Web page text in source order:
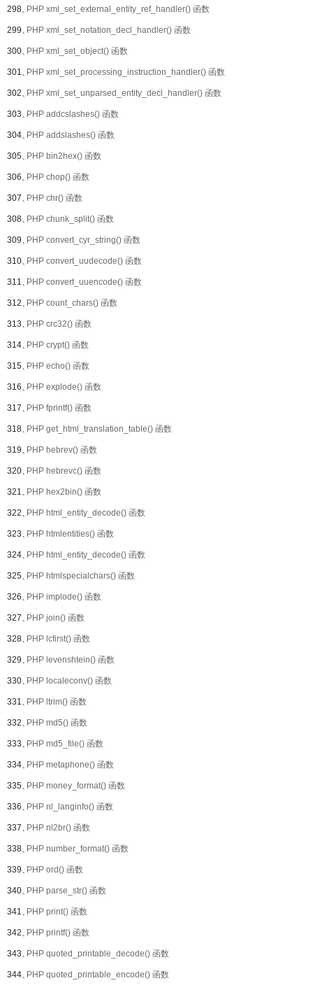
298、PHP xml_set_external_entity_ref_handler() 函数
299、PHP xml_set_notation_decl_handler() 函数
300、PHP xml_set_object() 函数
301、PHP xml_set_processing_instruction_handler() 函数
302、PHP xml_set_unparsed_entity_decl_handler() 函数
303、PHP addcslashes() 函数
304、PHP addslashes() 函数
305、PHP bin2hex() 函数
306、PHP chop() 函数
307、PHP chr() 函数
308、PHP chunk_split() 函数
309、PHP convert_cyr_string() 函数
310、PHP convert_uudecode() 函数
311、PHP convert_uuencode() 函数
312、PHP count_chars() 函数
313、PHP crc32() 函数
314、PHP crypt() 函数
315、PHP echo() 函数
316、PHP explode() 函数
317、PHP fprintf() 函数
318、PHP get_html_translation_table() 函数
319、PHP hebrev() 函数
320、PHP hebrevc() 函数
321、PHP hex2bin() 函数
322、PHP html_entity_decode() 函数
323、PHP htmlentities() 函数
324、PHP html_entity_decode() 函数
325、PHP htmlspecialchars() 函数
326、PHP implode() 函数
327、PHP join() 函数
328、PHP lcfirst() 函数
329、PHP levenshtein() 函数
330、PHP localeconv() 函数
331、PHP ltrim() 函数
332、PHP md5() 函数
333、PHP md5_file() 函数
334、PHP metaphone() 函数
335、PHP money_format() 函数
336、PHP nl_langinfo() 函数
337、PHP nl2br() 函数
338、PHP number_format() 函数
339、PHP ord() 函数
340、PHP parse_str() 函数
341、PHP print() 函数
342、PHP printf() 函数
343、PHP quoted_printable_decode() 函数
344、PHP quoted_printable_encode() 函数